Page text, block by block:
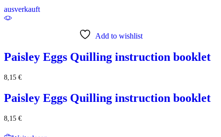
ausverkauft
Add to wishlist
Paisley Eggs Quilling instruction booklet
8,15 €
Paisley Eggs Quilling instruction booklet
8,15 €